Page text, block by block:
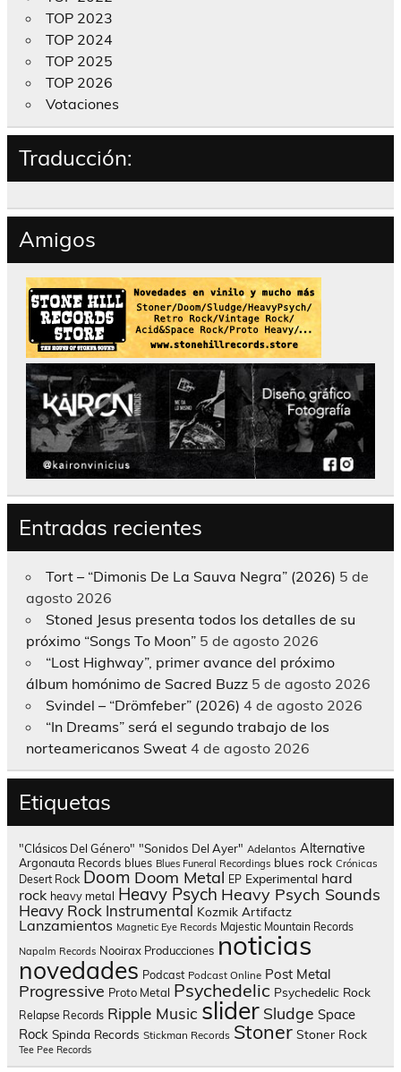
TOP 2023
TOP 2024
TOP 2025
TOP 2026
Votaciones
Traducción:
Amigos
Entradas recientes
Tort – “Dimonis De La Sauva Negra” (2026) 5 de
agosto 2026
Stoned Jesus presenta todos los detalles de su
próximo “Songs To Moon” 5 de agosto 2026
“Lost Highway”, primer avance del próximo
álbum homónimo de Sacred Buzz 5 de agosto 2026
Svindel – “Drömfeber” (2026) 4 de agosto 2026
“In Dreams” será el segundo trabajo de los
norteamericanos Sweat 4 de agosto 2026
Etiquetas
"Clásicos Del Género" "Sonidos Del Ayer" Adelantos Alternative
Argonauta Records blues Blues Funeral Recordings blues rock Crónicas
Desert Rock Doom Doom Metal EP Experimental hard
rock heavy metal Heavy Psych Heavy Psych Sounds
Heavy Rock Instrumental Kozmik Artifactz
Lanzamientos Magnetic Eye Records Majestic Mountain Records
Napalm Records Nooirax Producciones noticias
novedades Podcast Podcast Online Post Metal
Progressive Proto Metal Psychedelic Psychedelic Rock
Relapse Records Ripple Music slider Sludge Space
Rock Spinda Records Stickman Records Stoner Stoner Rock
Tee Pee Records